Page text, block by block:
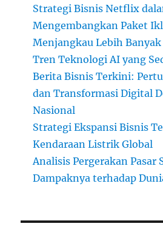
Strategi Bisnis Netflix
Mengembangkan Paket
Menjangkau Lebih
Tren Teknologi AI yang
Berita Bisnis Terkini:
dan Transformasi Digital
Nasional
Strategi Ekspansi Bisnis
Kendaraan Listrik Global
Analisis Pergerakan Pasar
Dampaknya terhadap